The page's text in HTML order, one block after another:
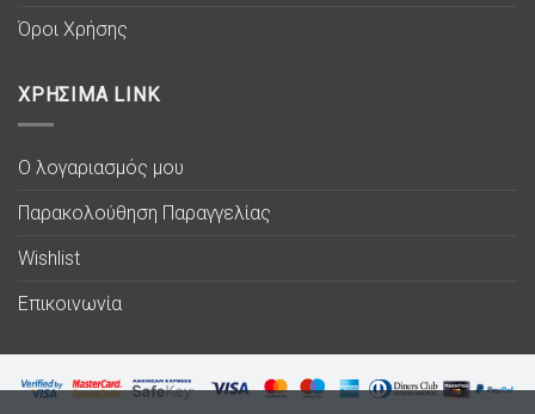
Όροι Χρήσης
ΧΡΗΣΙΜΑ LINK
Ο λογαριασμός μου
Παρακολούθηση Παραγγελίας
Wishlist
Επικοινωνία